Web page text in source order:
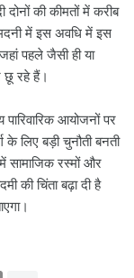
की कीमतों में करीब
में इस अवधि में इस
पहले जैसी ही या
छू रहे हैं।
आयोजनों पर
लिए बड़ी चुनौती बनती
सामाजिक रस्मों और
की चिंता बढ़ा दी है